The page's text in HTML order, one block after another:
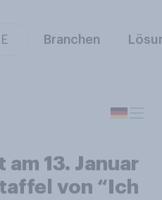
Branchen
am 13. Januar
von “Ich